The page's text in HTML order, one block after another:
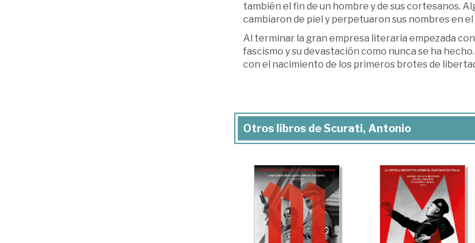
también el fin de un hombre y de sus cortesanos.
cambiaron de piel y perpetuaron sus nombres en
Al terminar la gran empresa literaria empezada
fascismo y su devastación como nunca se ha
con el nacimiento de los primeros brotes de
Otros libros de Scurati, Antonio